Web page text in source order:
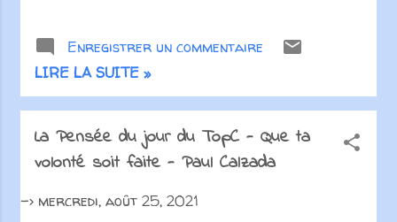
à venir début 2022. S teph
décrit le single comme "un
se concentrant sur le thème de la
sortie d'une dure saison chantant
la fidélité de Dieu. L'année écoulée
a été une période de nouvelle
clarté et d'espoir pour l...
après le versement d’une
rançon ONU : Michelle Bachelet
répression » contre les
minorités religieuses en
Afghanistan Réfugiés afghans :
sur le droit d’asile en France
Enregistrer un commentaire
LIRE LA SUITE »
La Pensée du jour du TopC - Que ta
volonté soit faite - Paul Calzada
-> mercredi, août 25, 2021